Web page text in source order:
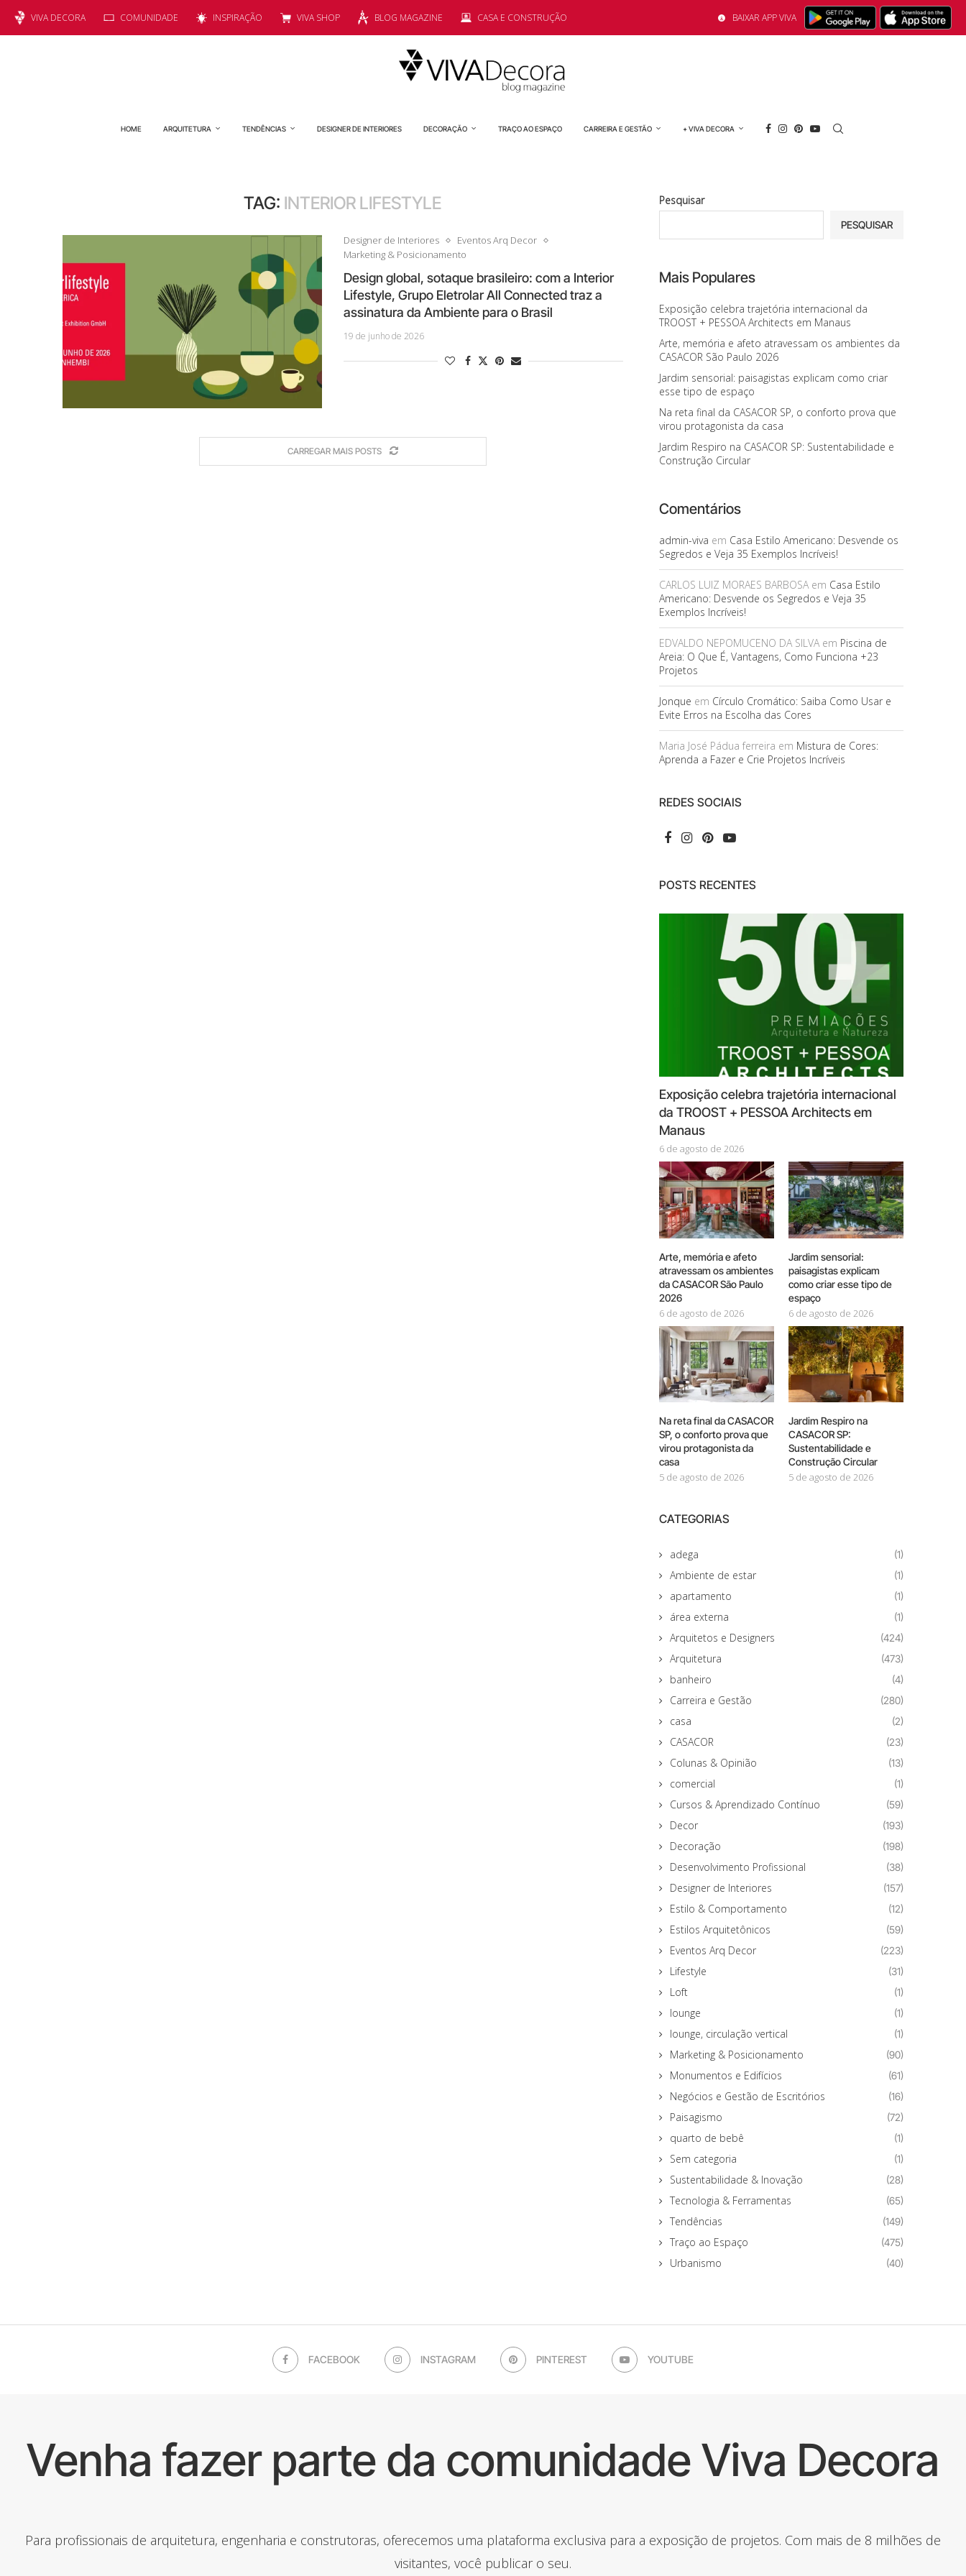
VIVA DECORA COMUNIDADE INSPIRAÇÃO VIVA SHOP BLOG MAGAZINE CASA E CONSTRUÇÃO BAIXAR APP VIVA
HOME ARQUITETURA TENDÊNCIAS DESIGNER DE INTERIORES DECORAÇÃO TRAÇO AO ESPAÇO CARREIRA E GESTÃO + VIVA DECORA
TAG: INTERIOR LIFESTYLE
Designer de Interiores
Eventos Arq Decor
Marketing & Posicionamento
Design global, sotaque brasileiro: com a Interior
Lifestyle, Grupo Eletrolar All Connected traz a
assinatura da Ambiente para o Brasil
19 de junho de 2026
CARREGAR MAIS POSTS
Pesquisar
PESQUISAR
Mais Populares
Exposição celebra trajetória internacional da
TROOST + PESSOA Architects em Manaus
Arte, memória e afeto atravessam os ambientes da
CASACOR São Paulo 2026
Jardim sensorial: paisagistas explicam como criar
esse tipo de espaço
Na reta final da CASACOR SP, o conforto prova que
virou protagonista da casa
Jardim Respiro na CASACOR SP: Sustentabilidade e
Construção Circular
Comentários
admin-viva em Casa Estilo Americano: Desvende os
Segredos e Veja 35 Exemplos Incríveis!
CARLOS LUIZ MORAES BARBOSAem Casa Estilo
Americano: Desvende os Segredos e Veja 35
Exemplos Incríveis!
EDVALDO NEPOMUCENO DA SILVAem Piscina de
Areia: O Que É, Vantagens, Como Funciona +23
Projetos
Jonque em Círculo Cromático: Saiba Como Usar e
Evite Erros na Escolha das Cores
Maria José Pádua ferreira em Mistura de Cores:
Aprenda a Fazer e Crie Projetos Incríveis
REDES SOCIAIS
POSTS RECENTES
Exposição celebra trajetória internacional
da TROOST + PESSOA Architects em
Manaus
6 de agosto de 2026
Arte, memória e afeto
atravessam os ambientes
da CASACOR São Paulo
2026
6 de agosto de 2026
Jardim sensorial:
paisagistas explicam
como criar esse tipo de
espaço
6 de agosto de 2026
Na reta final da CASACOR
SP, o conforto prova que
virou protagonista da
casa
5 de agosto de 2026
Jardim Respiro na
CASACOR SP:
Sustentabilidade e
Construção Circular
5 de agosto de 2026
CATEGORIAS
adega (1)
Ambiente de estar (1)
apartamento (1)
área externa (1)
Arquitetos e Designers (424)
Arquitetura (473)
banheiro (4)
Carreira e Gestão (280)
casa (2)
CASACOR (23)
Colunas & Opinião (13)
comercial (1)
Cursos & Aprendizado Contínuo (59)
Decor (193)
Decoração (198)
Desenvolvimento Profissional (38)
Designer de Interiores (157)
Estilo & Comportamento (12)
Estilos Arquitetônicos (59)
Eventos Arq Decor (223)
Lifestyle (31)
Loft (1)
lounge (1)
lounge, circulação vertical (1)
Marketing & Posicionamento (90)
Monumentos e Edifícios (61)
Negócios e Gestão de Escritórios (16)
Paisagismo (72)
quarto de bebê (1)
Sem categoria (1)
Sustentabilidade & Inovação (28)
Tecnologia & Ferramentas (65)
Tendências (149)
Traço ao Espaço (475)
Urbanismo (40)
FACEBOOK INSTAGRAM PINTEREST YOUTUBE
Venha fazer parte da comunidade Viva Decora
Para profissionais de arquitetura, engenharia e construtoras, oferecemos uma plataforma exclusiva para a exposição de projetos. Com mais de 8 milhões de
visitantes, você publicar o seu.